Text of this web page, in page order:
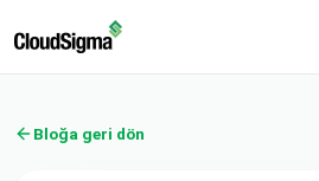
Bloğa geri dön